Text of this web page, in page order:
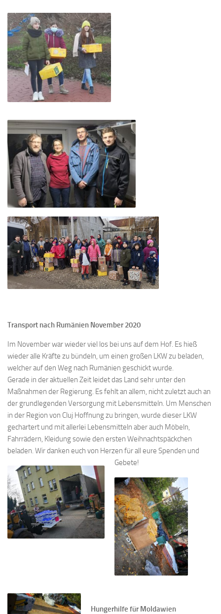
Transport nach Rumänien November 2020
Im November war wieder viel los bei uns auf dem Hof. Es hieß
wieder alle Kräfte zu bündeln, um einen großen LKW zu beladen,
welcher auf den Weg nach Rumänien geschickt wurde.
Gerade in der aktuellen Zeit leidet das Land sehr unter den
Maßnahmen der Regierung. Es fehlt an allem, nicht zuletzt auch an
der grundlegenden Versorgung mit Lebensmitteln. Um Menschen
in der Region von Cluj Hoffnung zu bringen, wurde dieser LKW
gechartert und mit allerlei Lebensmitteln aber auch Möbeln,
Fahrrädern, Kleidung sowie den ersten Weihnachtspäckchen
beladen. Wir danken euch von Herzen für all eure Spenden und
Gebete!
Hungerhilfe für Moldawien